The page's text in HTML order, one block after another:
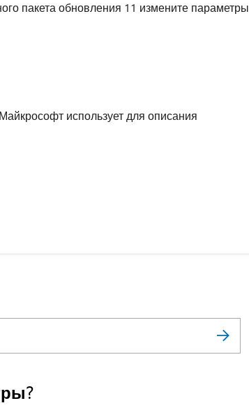
пакета обновления 11 измените параметры
использует для описания